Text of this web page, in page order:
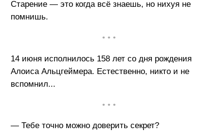
Старение — это когда всё знаешь, но нихуя не
помнишь.
• • •
14 июня исполнилось 158 лет со дня рождения
Алоиса Альцгеймера. Естественно, никто и не
вспомнил...
• • •
— Тебе точно можно доверить секрет?